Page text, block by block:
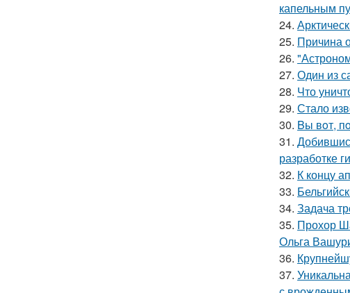
капельным
24.
25. Причина
26.
27. Один из
28. Что
29. Стало
30. Bы вoт,
31.
разработке
32. К концу
33.
34. Задача
35. Прохор
Ольга
36.
37.